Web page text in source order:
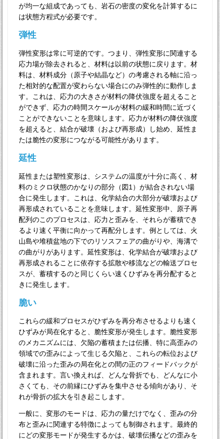
が均一な組成であっても、岩石の密度の変化を計算するに
は状態方程式が必要です。
弾性
弾性変形は常に可逆的です。つまり、弾性変形に関連する
応力場が除去されると、材料は以前の状態に戻ります。材
料は、材料成分（原子や結晶など）の考慮される軸に沿っ
た相対的な配置が変わらない場合にのみ弾性的に動作しま
す。これは、応力の大きさが材料の降伏強度を超えること
ができず、応力の時間スケールが材料の緩和時間に近づく
ことができないことを意味します。応力が材料の降伏強度
を超えると、結合が破壊（および再形成）し始め、延性ま
たは脆性の変形につながる可能性があります。
延性
延性または塑性変形は、システムの温度が十分に高く、材
料のミクロ状態のかなりの部分（図1）が結合されない場
合に発生します。これは、化学結合の大部分が破壊および
再形成されていることを意味します。延性変形中、原子再
配列のこのプロセスは、応力と歪みを、それらが蓄積でき
るより速く平衡に向かって再配分します。例としては、火
山島や堆積盆地の下でのリソスフェアの曲がりや、海溝で
の曲がりがあります。延性変形は、化学結合が破壊および
再形成されることに依存する拡散や移流などの輸送プロセ
スが、蓄積するのと同じくらい速くひずみを再分配すると
きに発生します。
脆い
これらの緩和プロセスがひずみを再分布させるよりも速く
ひずみが局在化すると、脆性変形が発生します。脆性変形
のメカニズムには、欠陥の蓄積または伝播、特に高歪みの
領域での歪みによって生じる欠陥と、これらの転位および
破壊に沿った歪みの局在化との間の正のフィードバックが
含まれます。言い換えれば、どんな骨折でも、どんなに小
さくても、その前縁にひずみを集中させる傾向があり、そ
れが骨折の拡大を引き起こします。
一般に、変形のモードは、応力の量だけでなく、歪みの分
布と歪みに関連する特徴によっても制御されます。最終的
にどの変形モードが発生するかは、破壊伝播などの歪みを